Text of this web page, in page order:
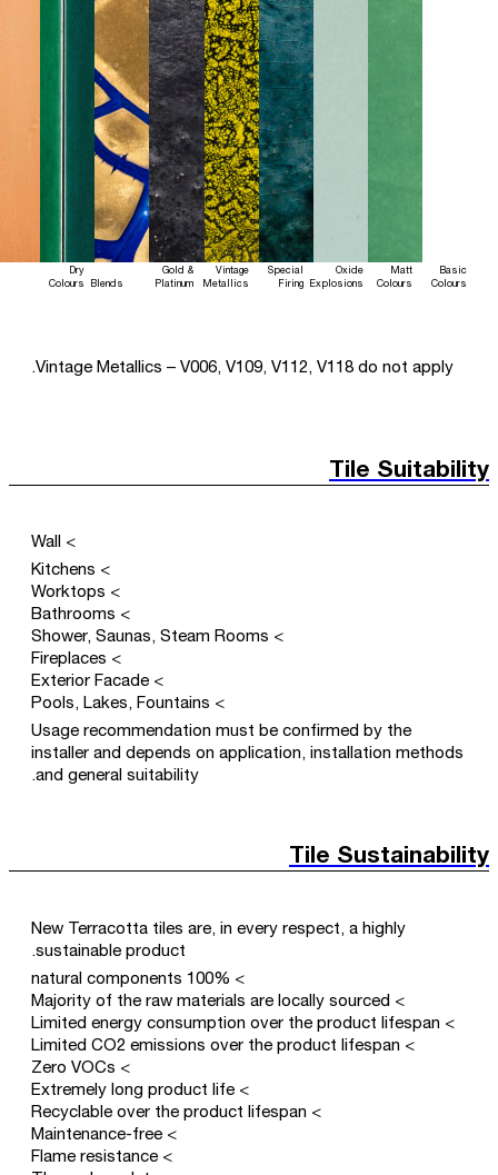
Basic
Colours
Matt
Colours
Oxide
Explosions
Special
Firing
Vintage
Metallics
Gold &
Platinum
Blends
Dry
Colours
Vintage Metallics – V006, V109, V112, V118 do not apply.
Tile Suitability
> Wall
> Kitchens
> Worktops
> Bathrooms
> Shower, Saunas, Steam Rooms
> Fireplaces
> Exterior Facade
> Pools, Lakes, Fountains
Usage recommendation must be confirmed by the
installer and depends on application, installation methods
and general suitability.
Tile Sustainability
New Terracotta tiles are, in every respect, a highly
sustainable product.
> 100% natural components
> Majority of the raw materials are locally sourced
> Limited energy consumption over the product lifespan
> Limited CO2 emissions over the product lifespan
> Zero VOCs
> Extremely long product life
> Recyclable over the product lifespan
> Maintenance-free
> Flame resistance